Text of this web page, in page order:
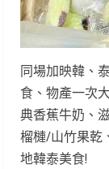
同場加映韓、
食、物產一次
典香蕉牛奶、
榴槤/山竹果乾
地韓泰美食!